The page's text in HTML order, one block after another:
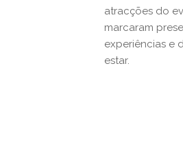
atracções do
marcaram
experiências e
estar.